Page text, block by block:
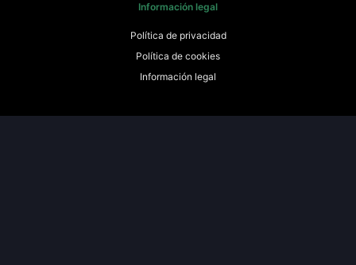
Información legal
Política de privacidad
Política de cookies
Información legal